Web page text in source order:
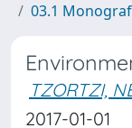
03.1
TZORTZI,
2017-01-01